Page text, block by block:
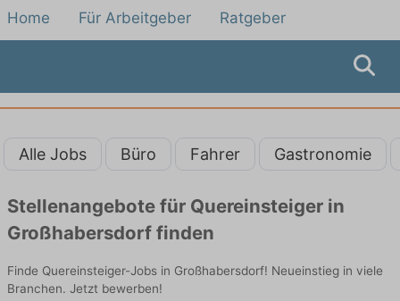
Home Für Arbeitgeber Ratgeber
Alle Jobs Büro Fahrer Gastronomie
Stellenangebote für Quereinsteiger in
Großhabersdorf finden
Finde Quereinsteiger-Jobs in Großhabersdorf! Neueinstieg in viele
Branchen. Jetzt bewerben!